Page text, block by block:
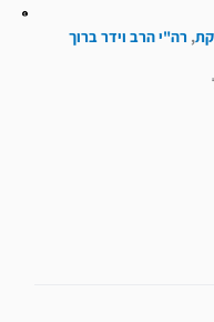
, רה"י הרב וידר ברוך